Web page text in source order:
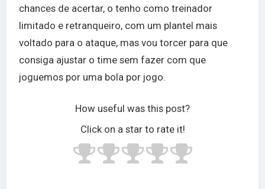
chances de acertar, o tenho como treinador
limitado e retranqueiro, com um plantel mais
voltado para o ataque, mas vou torcer para que
consiga ajustar o time sem fazer com que
joguemos por uma bola por jogo.
How useful was this post?
Click on a star to rate it!